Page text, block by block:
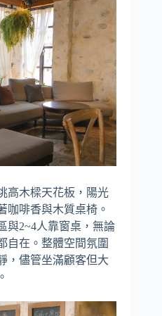
高木樑天花板，陽光
咖啡香與木質桌椅。
與2~4人靠窗桌，無論
自在。整體空間氛圍
，儘管坐滿顧客但大